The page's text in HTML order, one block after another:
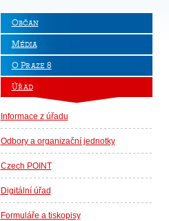
Občan
Média
O Praze 8
Úřad
Informace z úřadu
Odbory a organizační jednotky
Czech POINT
Digitální úřad
Formuláře a tiskopisy